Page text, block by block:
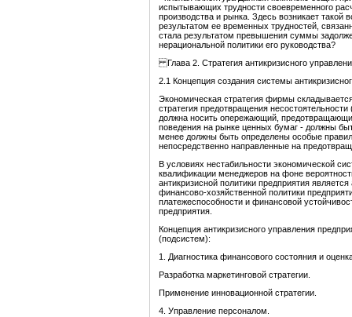
испытывающих трудности своевременного
производства и рынка. Здесь возникает такой
результатом ее временных трудностей,
стала результатом превышения суммы
нерациональной политики его руководства?
Глава 2. Стратегия антикризисного
2.1 Концепция создания системы
Экономическая стратегия фирмы
стратегия предотвращения
должна носить опережающий,
поведения на рынке ценных бумаг - должны
менее должны быть определены особые
непосредственно направленные на
В условиях нестабильности экономической
квалификации менеджеров на фоне
антикризисной политики предприятия
финансово-хозяйственной политики
платежеспособности и финансовой
предприятия.
Концепция антикризисного управления
(подсистем):
1. Диагностика финансового состояния и
Разработка маркетинговой стратегии.
Применение инновационной стратегии.
4. Управление персоналом.